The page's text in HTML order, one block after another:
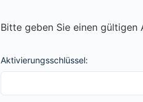
Bitte geben Sie einen gültigen
Aktivierungsschlüssel: